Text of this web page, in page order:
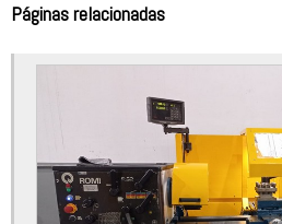
Análise de risco máquinas e equipamentos
Análise de risco nr12
Análise de risco plataforma elevatória
Páginas relacionadas